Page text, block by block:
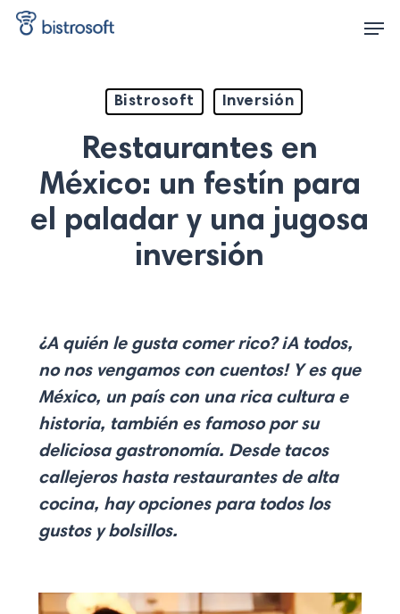
Skip
Bistrosoft Inversión
Restaurantes en
México: un festín para
el paladar y una jugosa
inversión
¿A quién le gusta comer rico? ¡A todos,
no nos vengamos con cuentos! Y es que
México, un país con una rica cultura e
historia, también es famoso por su
deliciosa gastronomía. Desde tacos
callejeros hasta restaurantes de alta
cocina, hay opciones para todos los
gustos y bolsillos.